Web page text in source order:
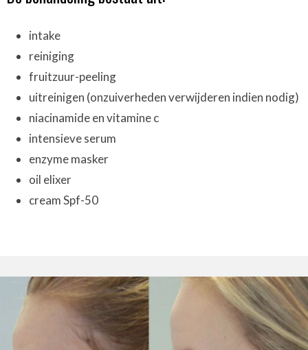
intake
reiniging
fruitzuur-peeling
uitreinigen (onzuiverheden verwijderen indien nodig)
niacinamide en vitamine c
intensieve serum
enzyme masker
oil elixer
cream Spf-50